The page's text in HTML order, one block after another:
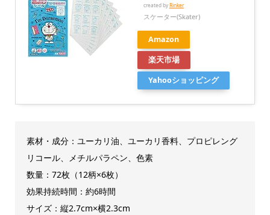
created byRinker
スケーター(Skater)
Amazon
楽天市場
Yahooショッピング
素材・成分：ユーカリ油、ユーカリ香料、プロピレング
リコール、メチルパラペン、色素
数量：72枚（12柄×6枚）
効果持続時間：約6時間
サイズ：縦2.7cm×横2.3cm